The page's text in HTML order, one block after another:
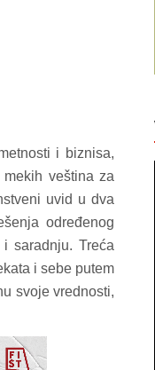
i biznisa,
veština za
uvid u dva
određenog
saradnju. Treća
i sebe putem
svoje vrednosti,